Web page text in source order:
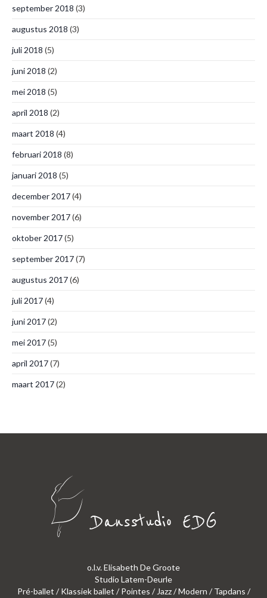
september 2018 (3)
augustus 2018 (3)
juli 2018 (5)
juni 2018 (2)
mei 2018 (5)
april 2018 (2)
maart 2018 (4)
februari 2018 (8)
januari 2018 (5)
december 2017(4)
november 2017(6)
oktober 2017(5)
september 2017(7)
augustus 2017(6)
juli 2017(4)
juni 2017(2)
mei 2017(5)
april 2017(7)
maart 2017(2)
o.l.v. Elisabeth De Groote
Studio Latem-Deurle
Pré-ballet / Klassiek ballet / Pointes / Jazz / Modern / Tapdans /